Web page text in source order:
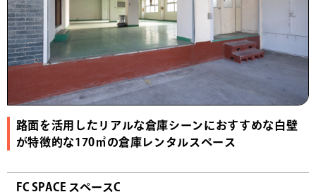
路面を活用したリアルな倉庫シーンにおすすめな白壁
が特徴的な170㎡の倉庫レンタルスペース
FC SPACE スペースC